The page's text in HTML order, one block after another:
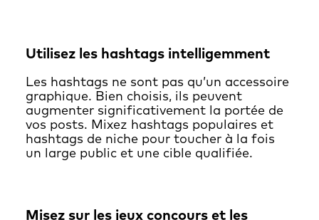
Utilisez les hashtags intelligemment
Les hashtags ne sont pas qu’un accessoire
graphique. Bien choisis, ils peuvent
augmenter significativement la portée de
vos posts. Mixez hashtags populaires et
hashtags de niche pour toucher à la fois
un large public et une cible qualifiée.
Misez sur les jeux concours et les